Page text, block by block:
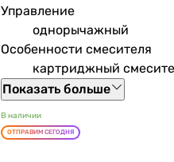
Управление
однорычажный
Особенности смесителя
картриджный
Показать больше
В наличии
ОТПРАВИМ СЕГОДНЯ